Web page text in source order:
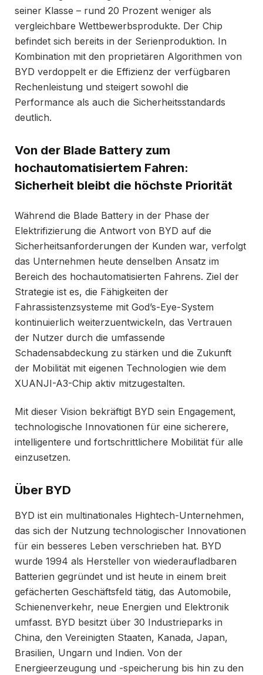
seiner Klasse – rund 20 Prozent weniger als
vergleichbare Wettbewerbsprodukte. Der Chip
befindet sich bereits in der Serienproduktion. In
Kombination mit den proprietären Algorithmen von
BYD verdoppelt er die Effizienz der verfügbaren
Rechenleistung und steigert sowohl die
Performance als auch die Sicherheitsstandards
deutlich.
Von der Blade Battery zum
hochautomatisiertem Fahren:
Sicherheit bleibt die höchste Priorität
Während die Blade Battery in der Phase der
Elektrifizierung die Antwort von BYD auf die
Sicherheitsanforderungen der Kunden war, verfolgt
das Unternehmen heute denselben Ansatz im
Bereich des hochautomatisierten Fahrens. Ziel der
Strategie ist es, die Fähigkeiten der
Fahrassistenzsysteme mit God’s-Eye-System
kontinuierlich weiterzuentwickeln, das Vertrauen
der Nutzer durch die umfassende
Schadensabdeckung zu stärken und die Zukunft
der Mobilität mit eigenen Technologien wie dem
XUANJI-A3-Chip aktiv mitzugestalten.
Mit dieser Vision bekräftigt BYD sein Engagement,
technologische Innovationen für eine sicherere,
intelligentere und fortschrittlichere Mobilität für alle
einzusetzen.
Über BYD
BYD ist ein multinationales Hightech-Unternehmen,
das sich der Nutzung technologischer Innovationen
für ein besseres Leben verschrieben hat. BYD
wurde 1994 als Hersteller von wiederaufladbaren
Batterien gegründet und ist heute in einem breit
gefächerten Geschäftsfeld tätig, das Automobile,
Schienenverkehr, neue Energien und Elektronik
umfasst. BYD besitzt über 30 Industrieparks in
China, den Vereinigten Staaten, Kanada, Japan,
Brasilien, Ungarn und Indien. Von der
Energieerzeugung und -speicherung bis hin zu den